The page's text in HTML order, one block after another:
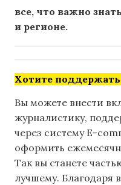
все, что важно
и регионе.
Хотите
Вы можете внести
журналистику,
через систему E-
оформить
Так вы станете
лучшему. Благодаря